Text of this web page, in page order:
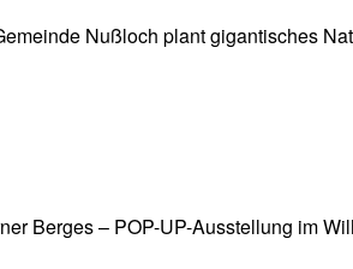
Nußloch plant gigantisches
Berges – POP-UP-Ausstellung im